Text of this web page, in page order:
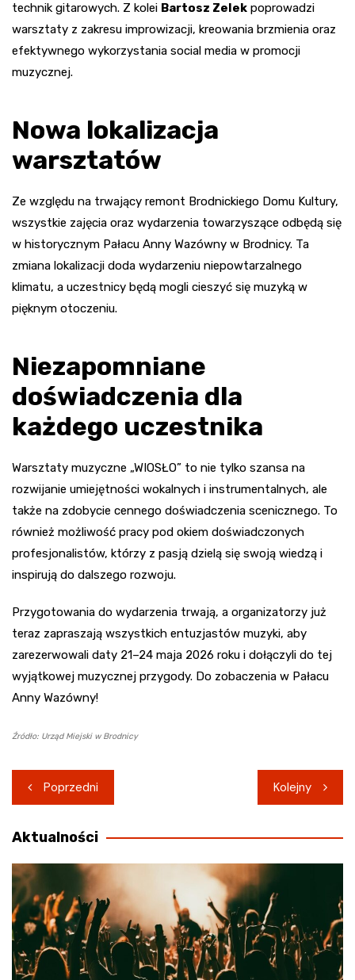
technik gitarowych. Z kolei Bartosz Zelek poprowadzi
warsztaty z zakresu improwizacji, kreowania brzmienia oraz
efektywnego wykorzystania social media w promocji
muzycznej.
Nowa lokalizacja
warsztatów
Ze względu na trwający remont Brodnickiego Domu Kultury,
wszystkie zajęcia oraz wydarzenia towarzyszące odbędą się
w historycznym Pałacu Anny Wazówny w Brodnicy. Ta
zmiana lokalizacji doda wydarzeniu niepowtarzalnego
klimatu, a uczestnicy będą mogli cieszyć się muzyką w
pięknym otoczeniu.
Niezapomniane
doświadczenia dla
każdego uczestnika
Warsztaty muzyczne „WIOSŁO” to nie tylko szansa na
rozwijanie umiejętności wokalnych i instrumentalnych, ale
także na zdobycie cennego doświadczenia scenicznego. To
również możliwość pracy pod okiem doświadczonych
profesjonalistów, którzy z pasją dzielą się swoją wiedzą i
inspirują do dalszego rozwoju.
Przygotowania do wydarzenia trwają, a organizatorzy już
teraz zapraszają wszystkich entuzjastów muzyki, aby
zarezerwowali daty 21–24 maja 2026 roku i dołączyli do tej
wyjątkowej muzycznej przygody. Do zobaczenia w Pałacu
Anny Wazówny!
Źródło: Urząd Miejski w Brodnicy
Nawigacja
wpisu
Poprzedni Kolejny
Aktualności